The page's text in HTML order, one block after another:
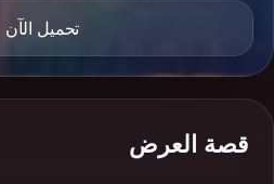
تحميل الآن
قصة العرض